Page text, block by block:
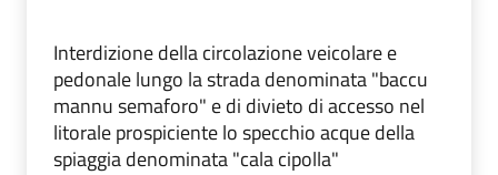
Interdizione della circolazione veicolare e
pedonale lungo la strada denominata "baccu
mannu semaforo" e di divieto di accesso nel
litorale prospiciente lo specchio acque della
spiaggia denominata "cala cipolla"